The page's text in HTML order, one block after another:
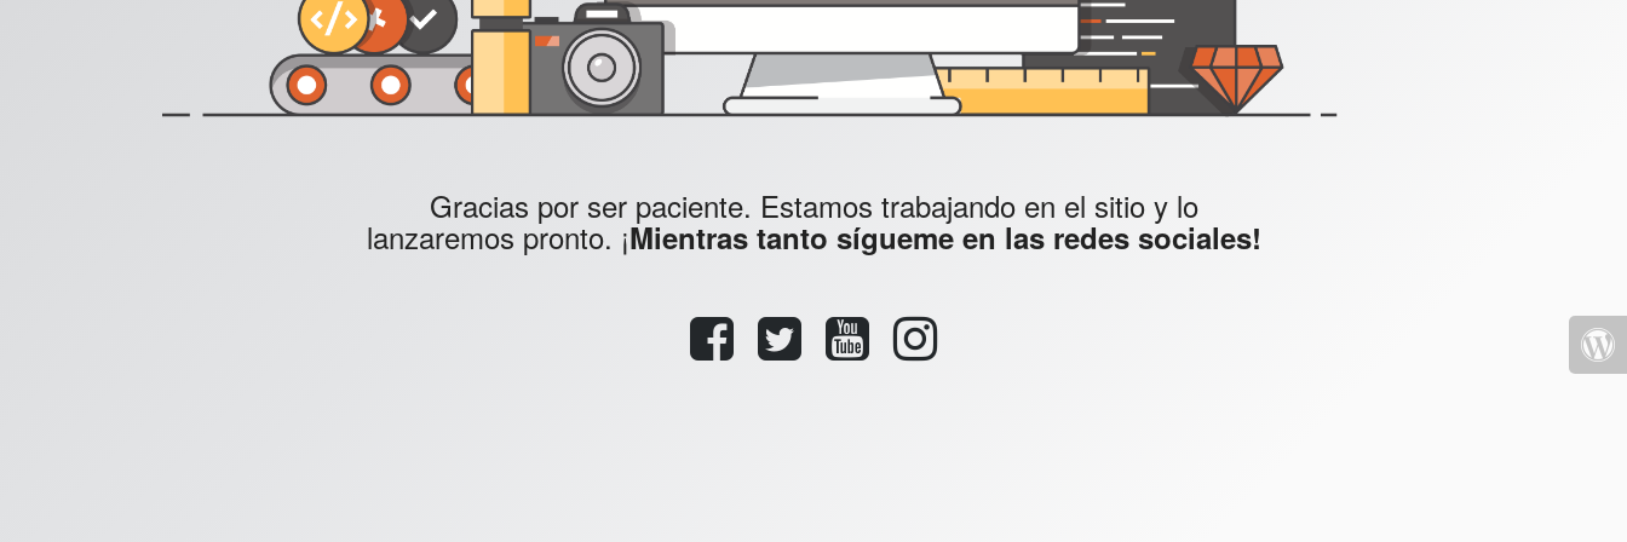
Gracias por ser paciente. Estamos trabajando en el sitio y lo
lanzaremos pronto. ¡Mientras tanto sígueme en las redes sociales!